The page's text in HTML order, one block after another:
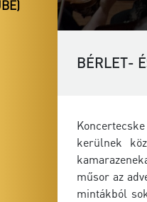
BÉRLET-
kerülnek
műsor az
mintákból